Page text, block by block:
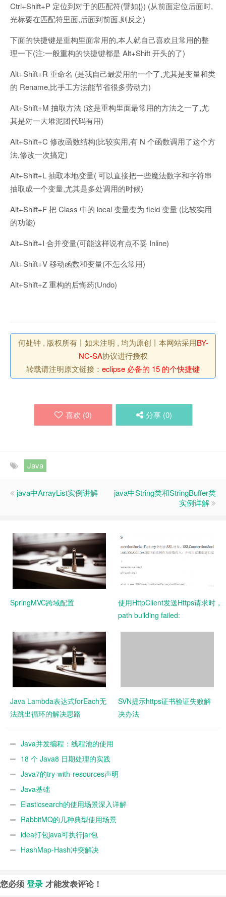
Ctrl+Shift+P 定位到对于的匹配符(譬如{}) (从前面定位后面时,
光标要在匹配符里面,后面到前面,则反之)
下面的快捷键是重构里面常用的,本人就自己喜欢且常用的整
理一下(注:一般重构的快捷键都是 Alt+Shift 开头的了)
Alt+Shift+R 重命名 (是我自己最爱用的一个了,尤其是变量和类
的 Rename,比手工方法能节省很多劳动力)
Alt+Shift+M 抽取方法 (这是重构里面最常用的方法之一了,尤
其是对一大堆泥团代码有用)
Alt+Shift+C 修改函数结构(比较实用,有 N 个函数调用了这个方
法,修改一次搞定)
Alt+Shift+L 抽取本地变量( 可以直接把一些魔法数字和字符串
抽取成一个变量,尤其是多处调用的时候)
Alt+Shift+F 把 Class 中的 local 变量变为 field 变量 (比较实用
的功能)
Alt+Shift+I 合并变量(可能这样说有点不妥 Inline)
Alt+Shift+V 移动函数和变量(不怎么常用)
Alt+Shift+Z 重构的后悔药(Undo)
何处钟 , 版权所有丨如未注明 , 均为原创丨本网站采用BY-
NC-SA协议进行授权
转载请注明原文链接： eclipse 必备的 15 的个快捷键
喜欢 (0) 分享 (0)
Java
java中ArrayList实例讲解
java中String类和StringBuffer类
实例详解
SpringMVC跨域配置
使用HttpClient发送Https请求时，
path building failed:
Java Lambda表达式forEach无
法跳出循环的解决思路
SVN提示https证书验证失败解
决办法
Java并发编程：线程池的使用
18 个 Java8 日期处理的实践
Java7的try-with-resources声明
Java基础
Elasticsearch的使用场景深入详解
RabbitMQ的几种典型使用场景
idea打包java可执行jar包
HashMap-Hash冲突解决
您必须 登录 才能发表评论！